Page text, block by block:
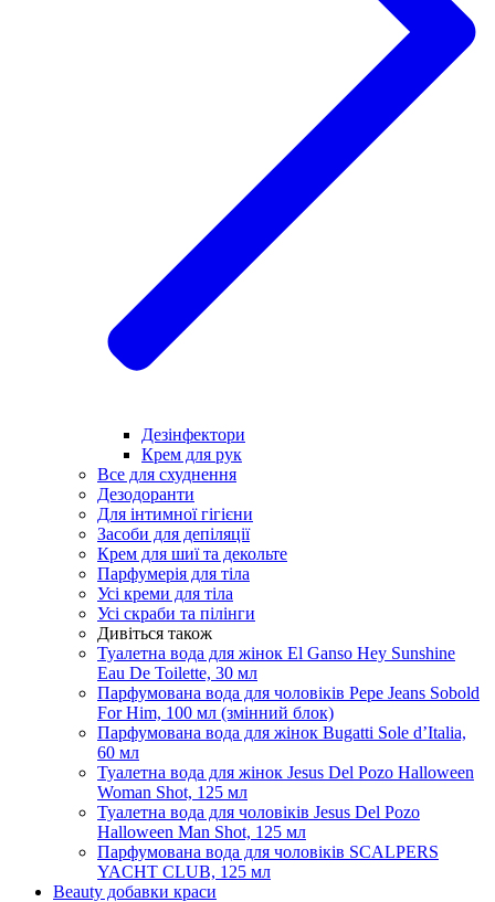
Дезінфектори
Крем для рук
Все для схуднення
Дезодоранти
Для інтимної гігієни
Засоби для депіляції
Крем для шиї та декольте
Парфумерія для тіла
Усі креми для тіла
Усі скраби та пілінги
Дивіться також
Туалетна вода для жінок El Ganso Hey Sunshine
Eau De Toilette, 30 мл
Парфумована вода для чоловіків Pepe Jeans Sobold
For Him, 100 мл (змінний блок)
Парфумована вода для жінок Bugatti Sole d’Italia,
60 мл
Туалетна вода для жінок Jesus Del Pozo Halloween
Woman Shot, 125 мл
Туалетна вода для чоловіків Jesus Del Pozo
Halloween Man Shot, 125 мл
Парфумована вода для чоловіків SCALPERS
YACHT CLUB, 125 мл
Beauty добавки краси